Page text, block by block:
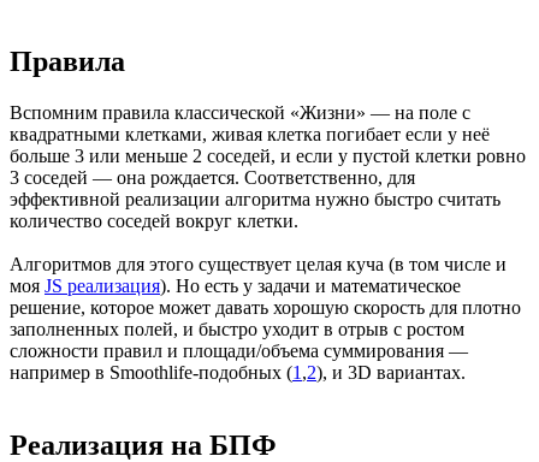
Правила
Вспомним правила классической «Жизни» — на поле с
квадратными клетками, живая клетка погибает если у неё
больше 3 или меньше 2 соседей, и если у пустой клетки ровно
3 соседей — она рождается. Соответственно, для
эффективной реализации алгоритма нужно быстро считать
количество соседей вокруг клетки.
Алгоритмов для этого существует целая куча (в том числе и
моя JS реализация). Но есть у задачи и математическое
решение, которое может давать хорошую скорость для плотно
заполненных полей, и быстро уходит в отрыв с ростом
сложности правил и площади/объема суммирования —
например в Smoothlife-подобных (1 ,2), и 3D вариантах.
Реализация на БПФ